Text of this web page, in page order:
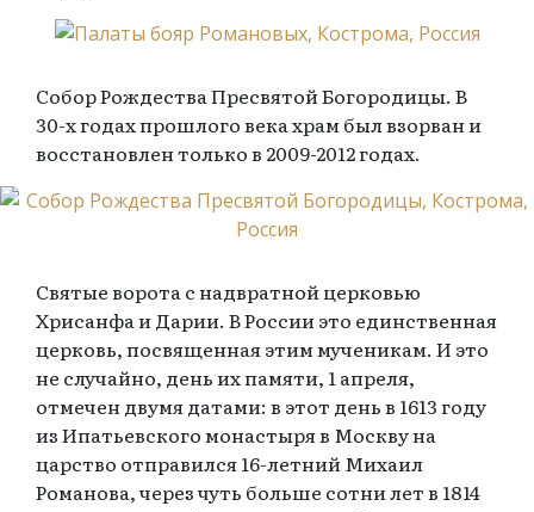
Собор Рождества Пресвятой Богородицы. В
30-х годах прошлого века храм был взорван и
восстановлен только в 2009-2012 годах.
Святые ворота с надвратной церковью
Хрисанфа и Дарии. В России это единственная
церковь, посвященная этим мученикам. И это
не случайно, день их памяти, 1 апреля,
отмечен двумя датами: в этот день в 1613 году
из Ипатьевского монастыря в Москву на
царство отправился 16-летний Михаил
Романова, через чуть больше сотни лет в 1814